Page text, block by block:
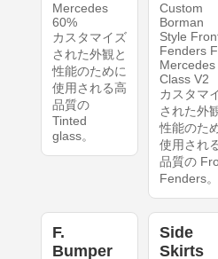
Mercedes
60%
カスタマイズ
された外観と
性能のために
使用される高
品質の
Tinted
glass。
Custom
Borman
Style
Fenders
Mercedes
Class V2
カスタマ
された外
性能のた
使用され
品質の
Fenders。
F.
Bumper
Side
Skirts